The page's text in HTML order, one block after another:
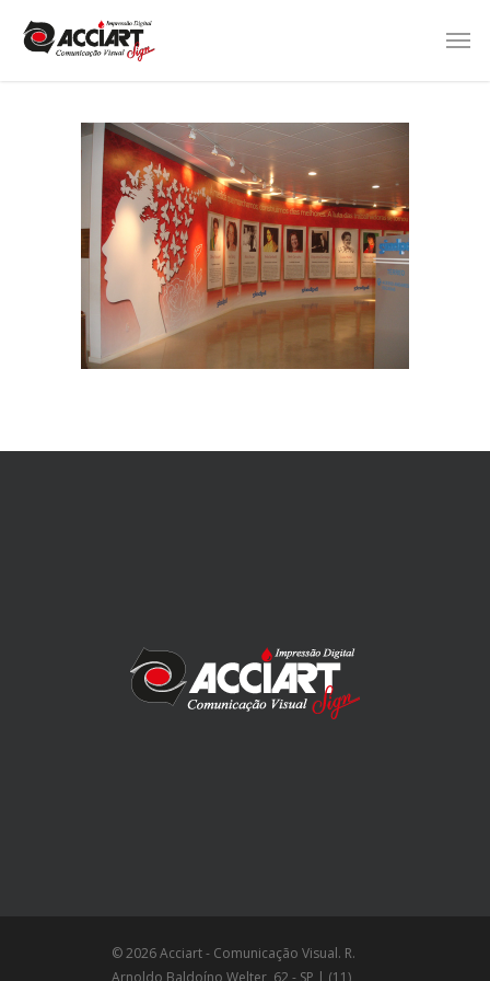
© 2026 Acciart - Comunicação Visual. R.
Arnoldo Baldoíno Welter, 62 - SP | (11)